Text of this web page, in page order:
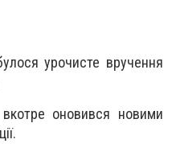
урочисте вручення
вкотре оновився новими